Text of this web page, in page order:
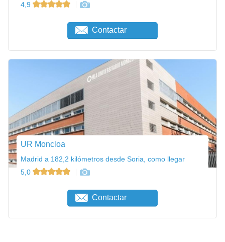
4,9
Contactar
UR Moncloa
Madrid a 182,2 kilómetros desde Soria, como llegar
5,0
Contactar